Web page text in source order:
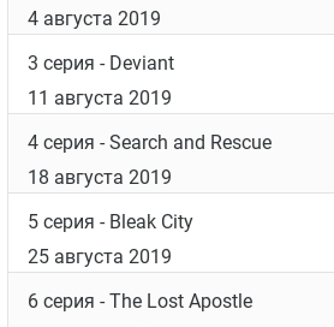
4 августа 2019
3 серия - Deviant
11 августа 2019
4 серия - Search and Rescue
18 августа 2019
5 серия - Bleak City
25 августа 2019
6 серия - The Lost Apostle